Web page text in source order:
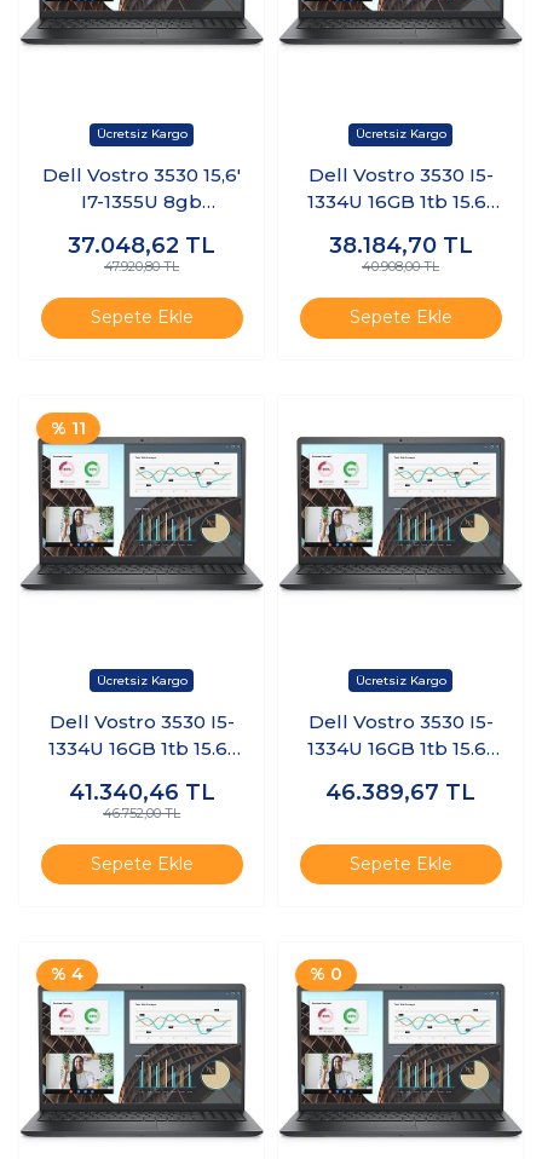
Dell Vostro 3530 15,6'
I7-1355U 8gb
(MODEL::N1601PVNB
37.048,62 TL
47.920,80 TL
Sepete Ekle
Dell Vostro 3530 I5-
1334U 16GB 1tb 15.6"
N3404PVNB3530U
38.184,70 TL
40.908,00 TL
Sepete Ekle
% 11
Dell Vostro 3530 I5-
1334U 16GB 1tb 15.6"
N3409PVNB3530U
K5
41.340,46 TL
46.752,00 TL
Sepete Ekle
Dell Vostro 3530 I5-
1334U 16GB 1tb 15.6"
N3404PVNB3530U
46.389,67 TL
Sepete Ekle
% 4 % 0